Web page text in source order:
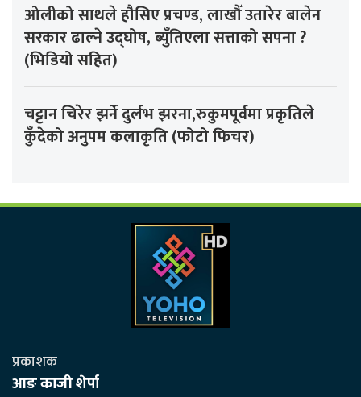
ओलीको साथले हौसिए प्रचण्ड, लाखौँ उतारेर बालेन
सरकार ढाल्ने उद्घोष, ब्युँतिएला सत्ताको सपना ?
(भिडियो सहित)
चट्टान चिरेर झर्ने दुर्लभ झरना,रुकुमपूर्वमा प्रकृतिले
कुँदेको अनुपम कलाकृति (फोटो फिचर)
प्रकाशक
आङ काजी शेर्पा